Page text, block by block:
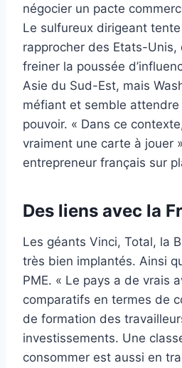
négocier un pacte
Le sulfureux dirigeant
rapprocher des Etats-Unis,
freiner la poussée
Asie du Sud-Est, mais
méfiant et semble
pouvoir. « Dans ce
vraiment une carte à jouer
entrepreneur français sur
Des liens avec la
Les géants Vinci, Total, la
très bien implantés. Ainsi
PME. « Le pays a de vrais
comparatifs en termes de
de formation des
investissements. Une
consommer est aussi en